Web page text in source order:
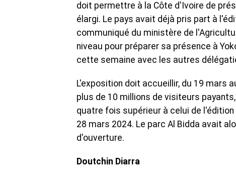
doit permettre à la Côte d'Ivoire de
élargi. Le pays avait déjà pris part à
communiqué du ministère de
niveau pour préparer sa présence à
cette semaine avec les autres
L'exposition doit accueillir, du 19 mars
plus de 10 millions de visiteurs
quatre fois supérieur à celui de l'édition
28 mars 2024. Le parc Al Bidda avait
d'ouverture.
Doutchin Diarra